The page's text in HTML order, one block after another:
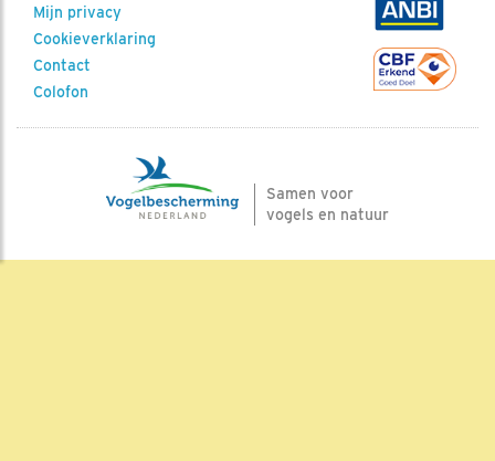
Mijn privacy
Cookieverklaring
Contact
Colofon
Samen voor
vogels en natuur